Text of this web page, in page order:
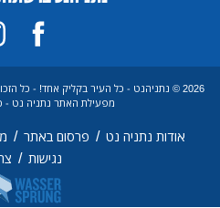
2026 © נתניהנט - כל העיר בקליק אחד! - כל
מפעילת האתר נתניה נט -
אודות נתניה נט / פרסום באתר /
נגישות /